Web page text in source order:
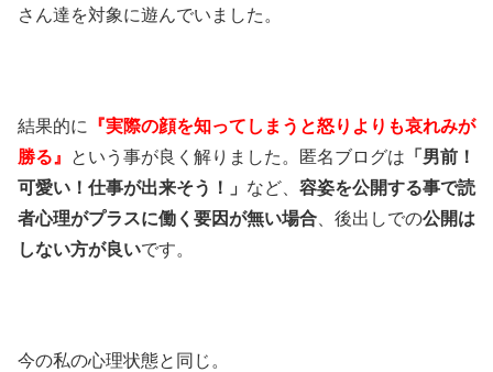
さん達を対象に遊んでいました。
結果的に
『実際の顔を知ってしまうと怒りよりも哀れみが
勝る』
という事が良く解りました。匿名ブログは 「男前！
可愛い！仕事が出来そう！」 など、 容姿を公開する事で読
者心理がプラスに働く要因が無い場合 、後出しでの公開は
しない方が良いです。
今の私の心理状態と同じ。